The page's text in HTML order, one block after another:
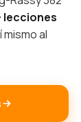
lecciones
al